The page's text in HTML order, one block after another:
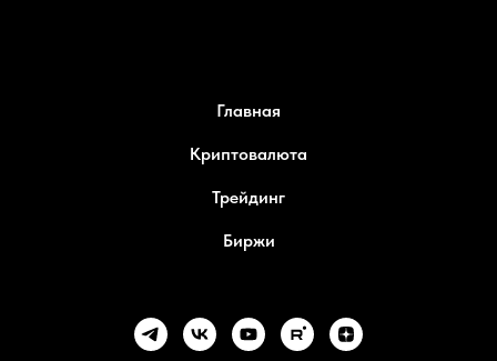
Главная
Криптовалюта
Трейдинг
Биржи